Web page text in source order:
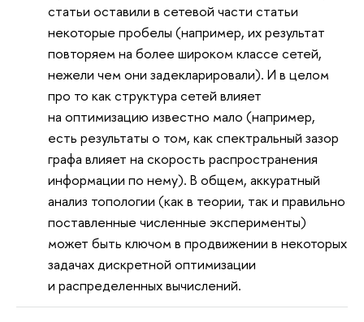
статьи оставили в сетевой части статьи
некоторые пробелы (например, их результат
повторяем на более широком классе сетей,
нежели чем они задекларировали). И в целом
про то как структура сетей влияет
на оптимизацию известно мало (например,
есть результаты о том, как спектральный зазор
графа влияет на скорость распространения
информации по нему). В общем, аккуратный
анализ топологии (как в теории, так и правильно
поставленные численные эксперименты)
может быть ключом в продвижении в некоторых
задачах дискретной оптимизации
и распределенных вычислений.